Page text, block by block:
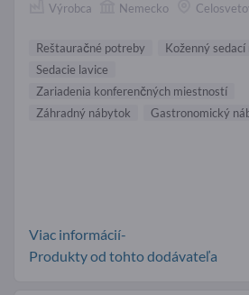
Výrobca Nemecko
Reštauračné potreby
Koženný
Sedacie lavice
Zariadenia konferenčných miestností
Záhradný nábytok
Gastronomický
Viac informácií-
Produkty od tohto dodávateľa